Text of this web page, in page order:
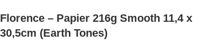
Florence – Papier 216g Smooth 11,4 x
30,5cm (Earth Tones)